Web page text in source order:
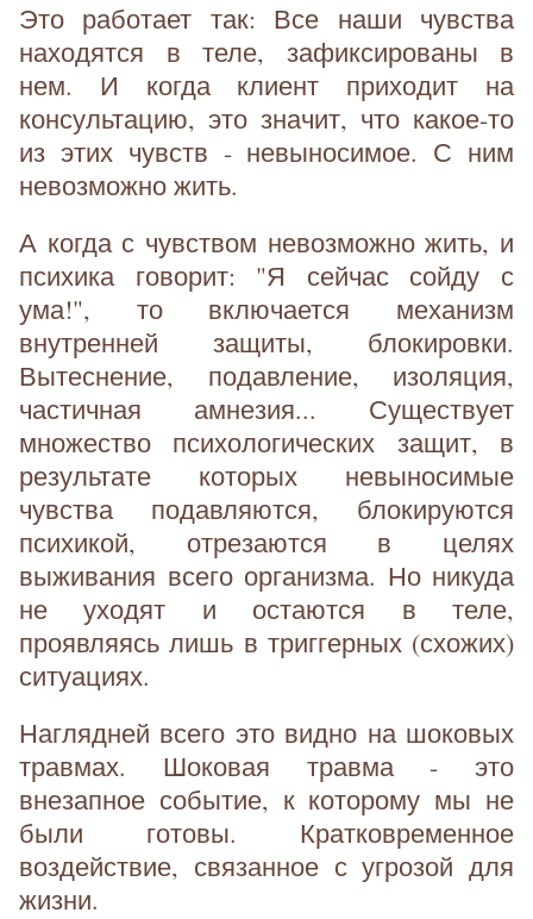
Это работает так: Все наши чувства
находятся в теле, зафиксированы в
нем. И когда клиент приходит на
консультацию, это значит, что какое-то
из этих чувств - невыносимое. С ним
невозможно жить.
А когда с чувством невозможно жить, и
психика говорит: "Я сейчас сойду с
ума!", то включается механизм
внутренней защиты, блокировки.
Вытеснение, подавление, изоляция,
частичная амнезия... Существует
множество психологических защит, в
результате которых невыносимые
чувства подавляются, блокируются
психикой, отрезаются в целях
выживания всего организма. Но никуда
не уходят и остаются в теле,
проявляясь лишь в триггерных (схожих)
ситуациях.
Наглядней всего это видно на шоковых
травмах. Шоковая травма - это
внезапное событие, к которому мы не
были готовы. Кратковременное
воздействие, связанное с угрозой для
жизни.